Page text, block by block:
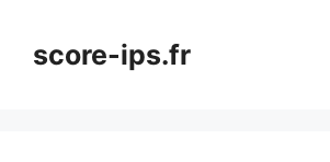
contenuscore-ips.fr